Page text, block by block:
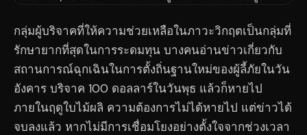
กลุ่มผู้บริจาคที่ให้ความช่วยเหลือในภาวะวิกฤตเป็นกลุ่มที่
รักษายากที่สุดในการระดมทุน บางคนอ่านข่าวเกี่ยวกับ
สถานการณ์ฉุกเฉินในการตั้งถิ่นฐานใหม่ของผู้ลี้ภัยในวัน
อังคาร บริจาค 100 ดอลลาร์ในวันพุธ แล้วก็หายไป
ภายในฤดูใบไม้ผลิ ความต้องการไม่ได้หายไป แต่ข่าวได้
จบลงแล้ว หากไม่มีการเชื่อมโยงอย่างตั้งใจจากช่วงเวลา